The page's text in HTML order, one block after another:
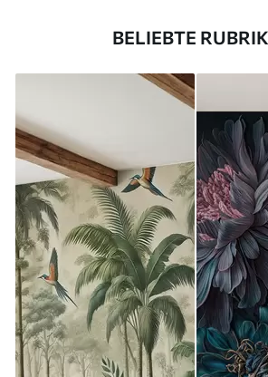
BELIEBTE